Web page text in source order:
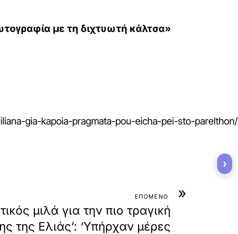
με τη διχτυωτή κάλτσα»
gia-kapoia-pragmata-pou-eicha-pei-sto-parelthon/
»
ΕΠΟΜΕΝΟ
μιλά για την πιο τραγική
της Ελιάς’: ‘Υπήρχαν μέρες
›